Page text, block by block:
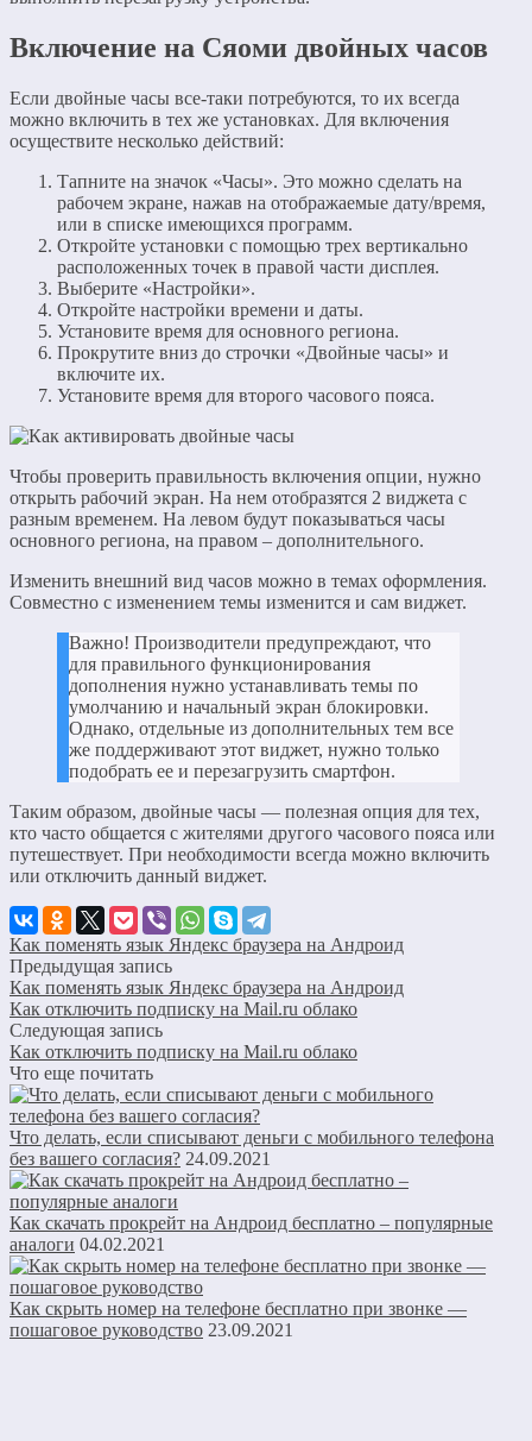
Включение на Сяоми двойных часов
Если двойные часы все-таки потребуются, то их всегда
можно включить в тех же установках. Для включения
осуществите несколько действий:
Тапните на значок «Часы». Это можно сделать на
рабочем экране, нажав на отображаемые дату/время,
или в списке имеющихся программ.
Откройте установки с помощью трех вертикально
расположенных точек в правой части дисплея.
Выберите «Настройки».
Откройте настройки времени и даты.
Установите время для основного региона.
Прокрутите вниз до строчки «Двойные часы» и
включите их.
Установите время для второго часового пояса.
Чтобы проверить правильность включения опции, нужно
открыть рабочий экран. На нем отобразятся 2 виджета с
разным временем. На левом будут показываться часы
основного региона, на правом – дополнительного.
Изменить внешний вид часов можно в темах оформления.
Совместно с изменением темы изменится и сам виджет.
Важно! Производители предупреждают, что
для правильного функционирования
дополнения нужно устанавливать темы по
умолчанию и начальный экран блокировки.
Однако, отдельные из дополнительных тем все
же поддерживают этот виджет, нужно только
подобрать ее и перезагрузить смартфон.
Таким образом, двойные часы — полезная опция для тех,
кто часто общается с жителями другого часового пояса или
путешествует. При необходимости всегда можно включить
или отключить данный виджет.
Как поменять язык Яндекс браузера на Андроид
Предыдущая запись
Как поменять язык Яндекс браузера на Андроид
Как отключить подписку на Mail.ru облако
Следующая запись
Как отключить подписку на Mail.ru облако
Что еще почитать
Что делать, если списывают деньги с мобильного телефона
без вашего согласия? 24.09.2021
Как скачать прокрейт на Андроид бесплатно – популярные
аналоги 04.02.2021
Как скрыть номер на телефоне бесплатно при звонке —
пошаговое руководство 23.09.2021